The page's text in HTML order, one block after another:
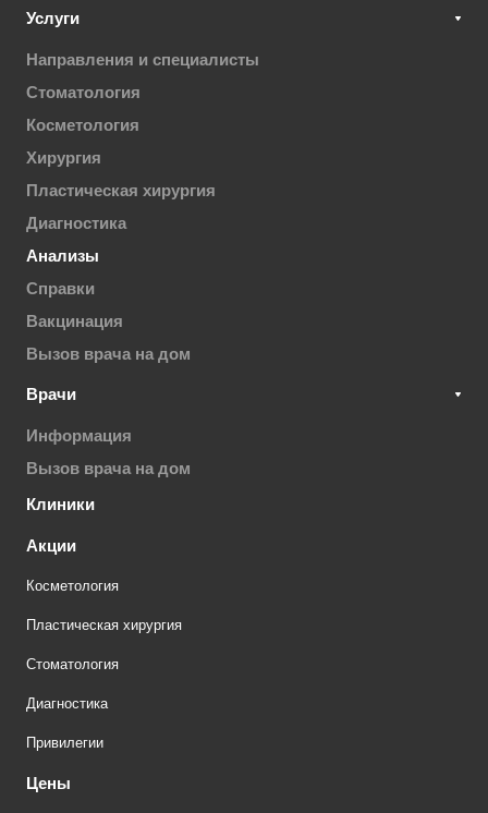
Услуги
Направления и специалисты
Стоматология
Косметология
Хирургия
Пластическая хирургия
Диагностика
Анализы
Справки
Вакцинация
Вызов врача на дом
Врачи
Информация
Вызов врача на дом
Клиники
Акции
Косметология
Пластическая хирургия
Стоматология
Диагностика
Привилегии
Цены